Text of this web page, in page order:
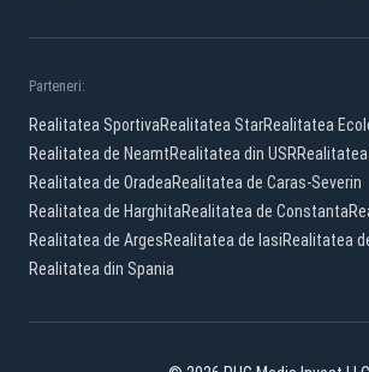
Parteneri:
Realitatea SportivaRealitatea StarRealitatea
Realitatea de NeamtRealitatea din USR
Realitatea de OradeaRealitatea de Caras-Severin
Realitatea de HarghitaRealitatea de Constanta
Realitatea de ArgesRealitatea de IasiRealitatea
Realitatea din Spania